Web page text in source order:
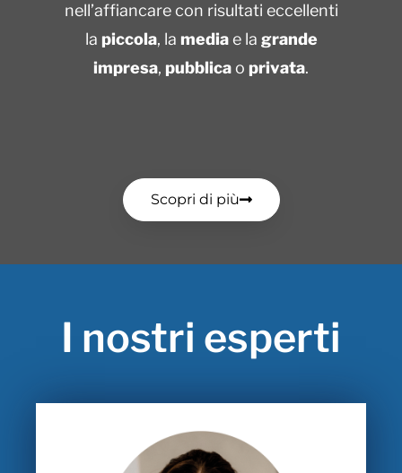
nell’affiancare con risultati eccellenti
la piccola, la mediae la grande
impresa, pubblicao privata.
Scopri di più
I nostri esperti